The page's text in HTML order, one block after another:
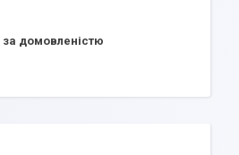
за домовленістю